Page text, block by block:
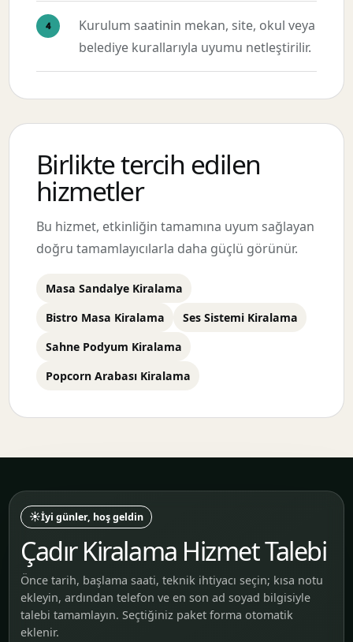
Kurulum saatinin mekan, site, okul veya
belediye kurallarıyla uyumu netleştirilir.
Birlikte tercih edilen
hizmetler
Bu hizmet, etkinliğin tamamına uyum sağlayan
doğru tamamlayıcılarla daha güçlü görünür.
Masa Sandalye Kiralama
Bistro Masa Kiralama
Ses Sistemi Kiralama
Sahne Podyum Kiralama
Popcorn Arabası Kiralama
☀️İyi günler, hoş geldin
Çadır Kiralama Hizmet Talebi
Önce tarih, başlama saati, teknik ihtiyacı seçin; kısa notu
ekleyin, ardından telefon ve en son ad soyad bilgisiyle
talebi tamamlayın. Seçtiğiniz paket forma otomatik
eklenir.